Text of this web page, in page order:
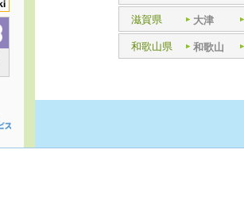
滋賀県 大津
和歌山県 和歌山